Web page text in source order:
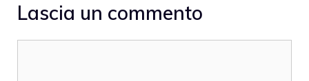
Lascia un commento